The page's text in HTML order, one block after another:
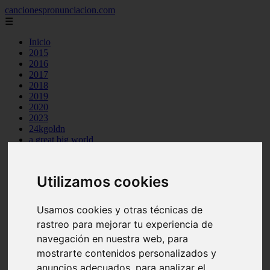
Utilizamos cookies
Usamos cookies y otras técnicas de
rastreo para mejorar tu experiencia de
navegación en nuestra web, para
mostrarte contenidos personalizados y
anuncios adecuados, para analizar el
cancionespronunciacion.com
☰
Inicio
2015
2016
2017
2018
2019
2020
2023
24kgoldn
a great big world
ajr
anne marie
aretha franklin
ariana grande
ashe
ava max